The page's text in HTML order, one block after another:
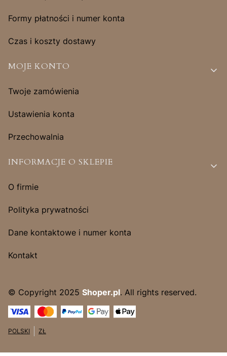
Formy płatności i numer konta
Czas i koszty dostawy
MOJE KONTO
Twoje zamówienia
Ustawienia konta
Przechowalnia
INFORMACJE O SKLEPIE
O firmie
Polityka prywatności
Dane kontaktowe i numer konta
Kontakt
© Copyright 2025 Shoper.pl. All rights reserved.
POLSKI ZŁ